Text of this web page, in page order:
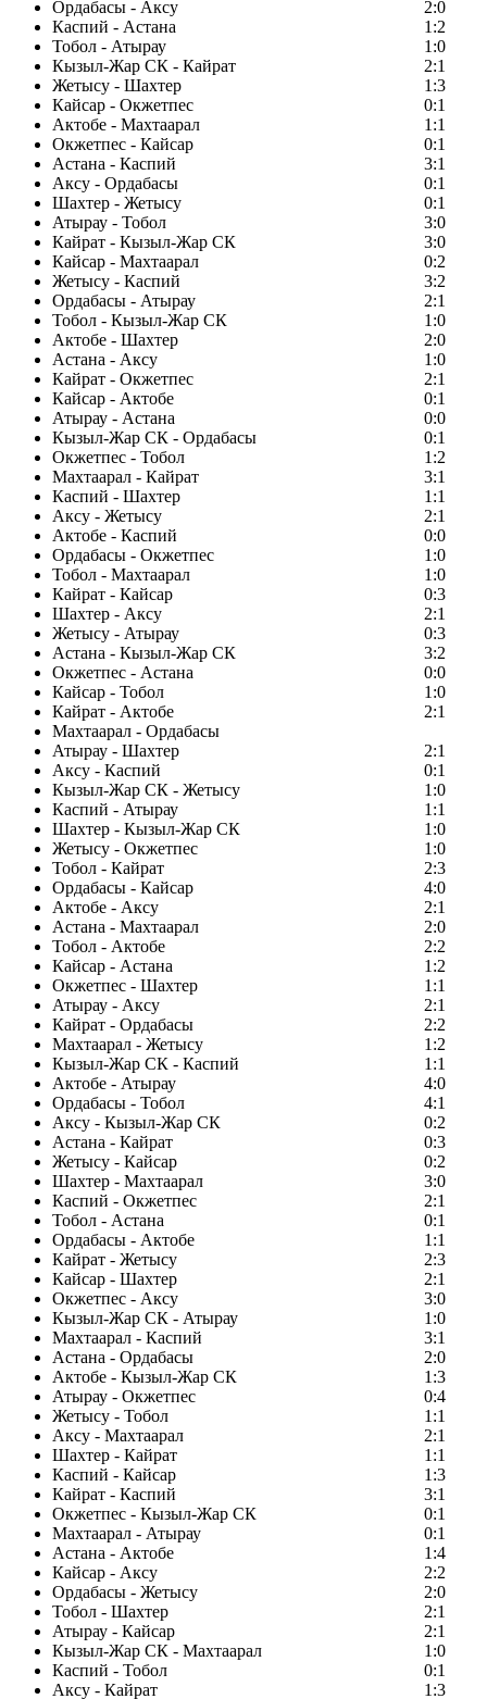
Ордабасы - Аксу
2:0
Каспий - Астана
1:2
Тобол - Атырау
1:0
Кызыл-Жар СК - Кайрат
2:1
Жетысу - Шахтер
1:3
Кайсар - Окжетпес
0:1
Актобе - Махтаарал
1:1
Окжетпес - Кайсар
0:1
Астана - Каспий
3:1
Аксу - Ордабасы
0:1
Шахтер - Жетысу
0:1
Атырау - Тобол
3:0
Кайрат - Кызыл-Жар СК
3:0
Кайсар - Махтаарал
0:2
Жетысу - Каспий
3:2
Ордабасы - Атырау
2:1
Тобол - Кызыл-Жар СК
1:0
Актобе - Шахтер
2:0
Астана - Аксу
1:0
Кайрат - Окжетпес
2:1
Кайсар - Актобе
0:1
Атырау - Астана
0:0
Кызыл-Жар СК - Ордабасы
0:1
Окжетпес - Тобол
1:2
Махтаарал - Кайрат
3:1
Каспий - Шахтер
1:1
Аксу - Жетысу
2:1
Актобе - Каспий
0:0
Ордабасы - Окжетпес
1:0
Тобол - Махтаарал
1:0
Кайрат - Кайсар
0:3
Шахтер - Аксу
2:1
Жетысу - Атырау
0:3
Астана - Кызыл-Жар СК
3:2
Окжетпес - Астана
0:0
Кайсар - Тобол
1:0
Кайрат - Актобе
2:1
Махтаарал - Ордабасы
Атырау - Шахтер
2:1
Аксу - Каспий
0:1
Кызыл-Жар СК - Жетысу
1:0
Каспий - Атырау
1:1
Шахтер - Кызыл-Жар СК
1:0
Жетысу - Окжетпес
1:0
Тобол - Кайрат
2:3
Ордабасы - Кайсар
4:0
Актобе - Аксу
2:1
Астана - Махтаарал
2:0
Тобол - Актобе
2:2
Кайсар - Астана
1:2
Окжетпес - Шахтер
1:1
Атырау - Аксу
2:1
Кайрат - Ордабасы
2:2
Махтаарал - Жетысу
1:2
Кызыл-Жар СК - Каспий
1:1
Актобе - Атырау
4:0
Ордабасы - Тобол
4:1
Аксу - Кызыл-Жар СК
0:2
Астана - Кайрат
0:3
Жетысу - Кайсар
0:2
Шахтер - Махтаарал
3:0
Каспий - Окжетпес
2:1
Тобол - Астана
0:1
Ордабасы - Актобе
1:1
Кайрат - Жетысу
2:3
Кайсар - Шахтер
2:1
Окжетпес - Аксу
3:0
Кызыл-Жар СК - Атырау
1:0
Махтаарал - Каспий
3:1
Астана - Ордабасы
2:0
Актобе - Кызыл-Жар СК
1:3
Атырау - Окжетпес
0:4
Жетысу - Тобол
1:1
Аксу - Махтаарал
2:1
Шахтер - Кайрат
1:1
Каспий - Кайсар
1:3
Кайрат - Каспий
3:1
Окжетпес - Кызыл-Жар СК
0:1
Махтаарал - Атырау
0:1
Астана - Актобе
1:4
Кайсар - Аксу
2:2
Ордабасы - Жетысу
2:0
Тобол - Шахтер
2:1
Атырау - Кайсар
2:1
Кызыл-Жар СК - Махтаарал
1:0
Каспий - Тобол
0:1
Аксу - Кайрат
1:3